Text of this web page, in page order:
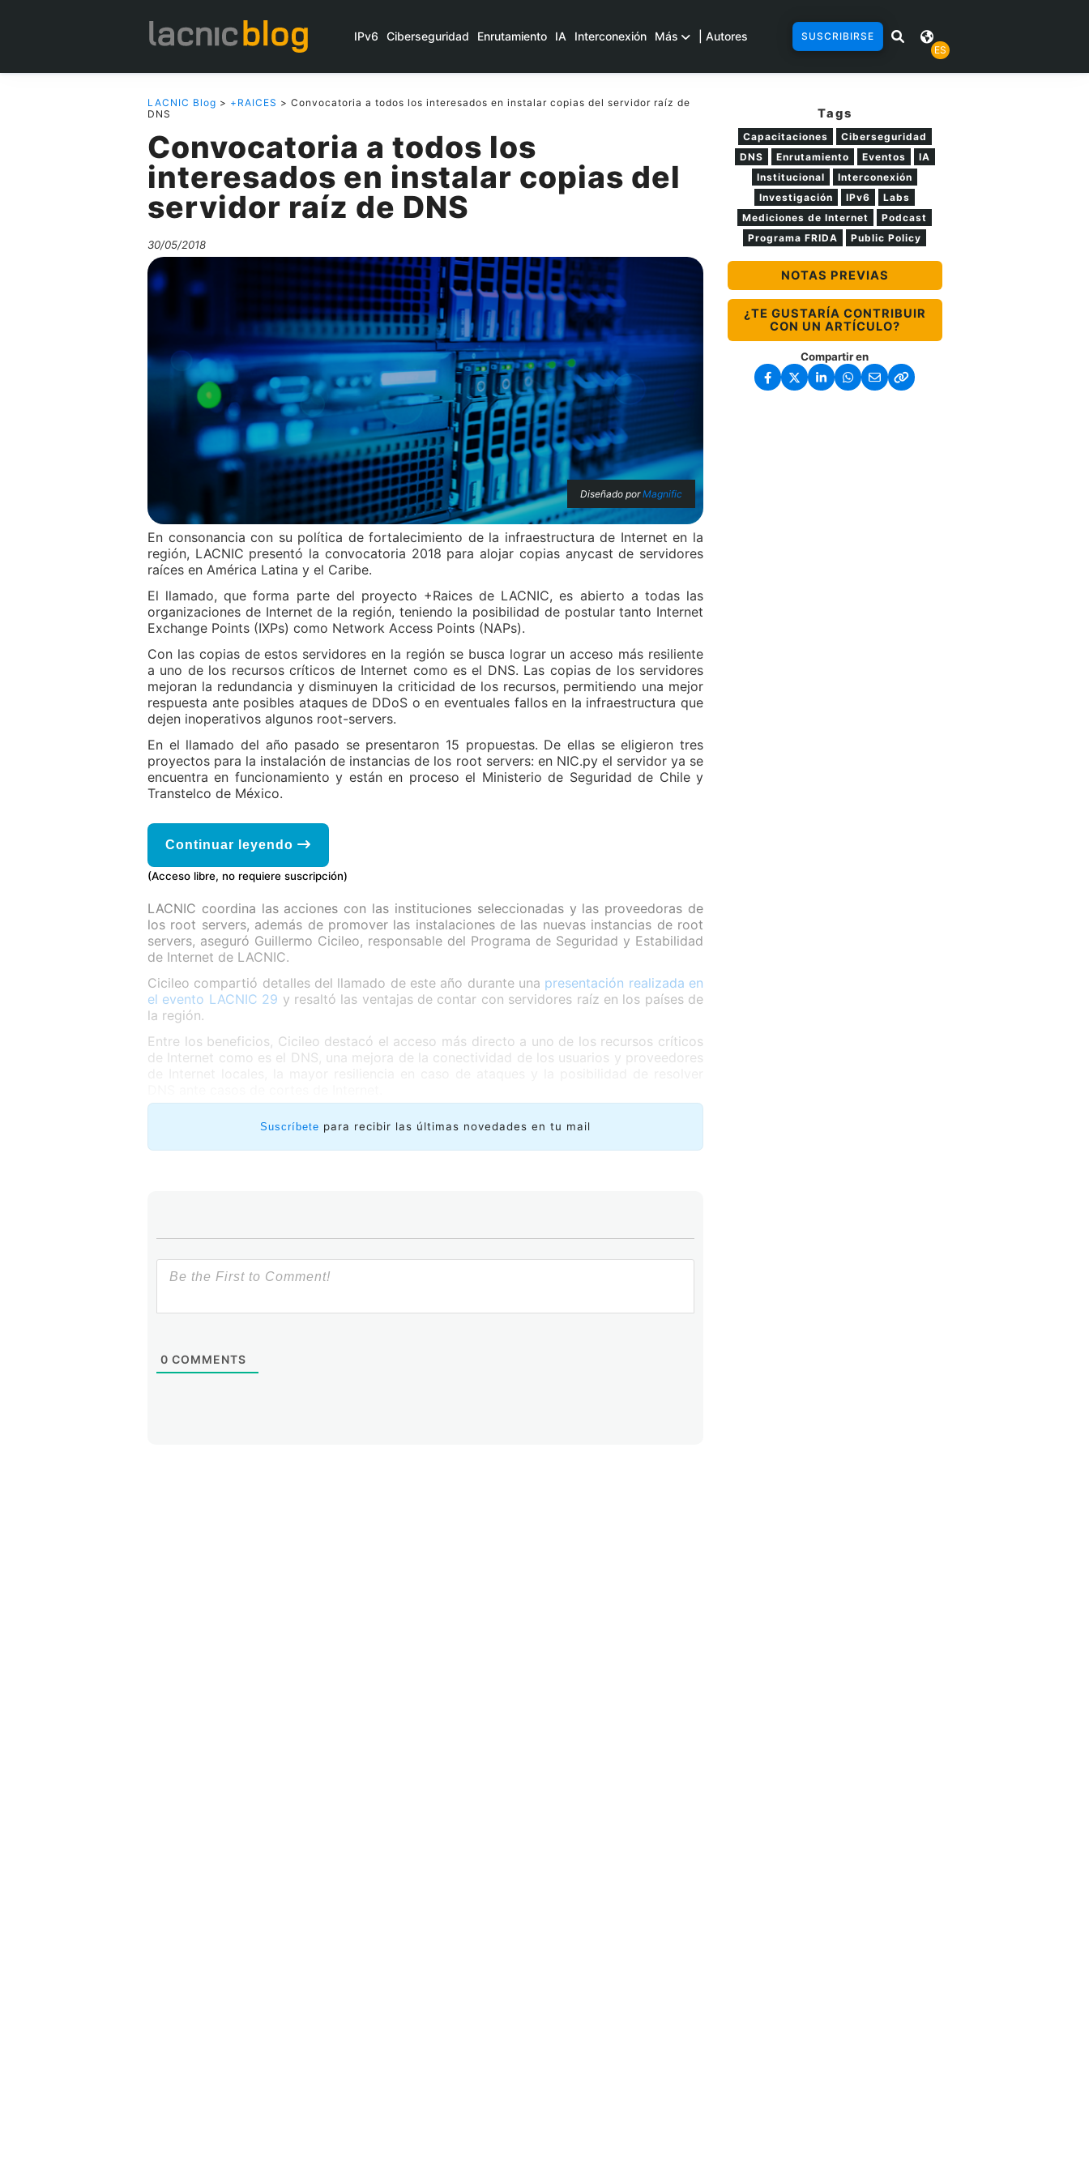
IPv6 Ciberseguridad Enrutamiento IA Interconexión Más | Autores
SUSCRIBIRSE
ES
LACNIC Blog > +RAICES > Convocatoria a todos los interesados en instalar copias del servidor raíz de
DNS
Convocatoria a todos los
interesados en instalar copias del
servidor raíz de DNS
30/05/2018
Diseñado porMagnific
En consonancia con su política de fortalecimiento de la infraestructura de Internet en la
región, LACNIC presentó la convocatoria 2018 para alojar copias anycast de servidores
raíces en América Latina y el Caribe.
El llamado, que forma parte del proyecto +Raices de LACNIC, es abierto a todas las
organizaciones de Internet de la región, teniendo la posibilidad de postular tanto Internet
Exchange Points (IXPs) como Network Access Points (NAPs).
Con las copias de estos servidores en la región se busca lograr un acceso más resiliente
a uno de los recursos críticos de Internet como es el DNS. Las copias de los servidores
mejoran la redundancia y disminuyen la criticidad de los recursos, permitiendo una mejor
respuesta ante posibles ataques de DDoS o en eventuales fallos en la infraestructura que
dejen inoperativos algunos root-servers.
En el llamado del año pasado se presentaron 15 propuestas. De ellas se eligieron tres
proyectos para la instalación de instancias de los root servers: en NIC.py el servidor ya se
encuentra en funcionamiento y están en proceso el Ministerio de Seguridad de Chile y
Transtelco de México.
Continuar leyendo
(Acceso libre, no requiere suscripción)
LACNIC coordina las acciones con las instituciones seleccionadas y las proveedoras de
los root servers, además de promover las instalaciones de las nuevas instancias de root
servers, aseguró Guillermo Cicileo, responsable del Programa de Seguridad y Estabilidad
de Internet de LACNIC.
Cicileo compartió detalles del llamado de este año durante una presentación realizada en
el evento LACNIC 29 y resaltó las ventajas de contar con servidores raíz en los países de
la región.
Entre los beneficios, Cicileo destacó el acceso más directo a uno de los recursos críticos
de Internet como es el DNS, una mejora de la conectividad de los usuarios y proveedores
Suscríbete para recibir las últimas novedades en tu mail
0 COMMENTS
Tags
Capacitaciones
Ciberseguridad
DNS
Enrutamiento Eventos
IA
Institucional
Interconexión
Investigación
IPv6
Labs
Mediciones de Internet
Podcast
Programa FRIDA
Public Policy
NOTAS PREVIAS
¿TE GUSTARÍA CONTRIBUIR
CON UN ARTÍCULO?
Compartir en